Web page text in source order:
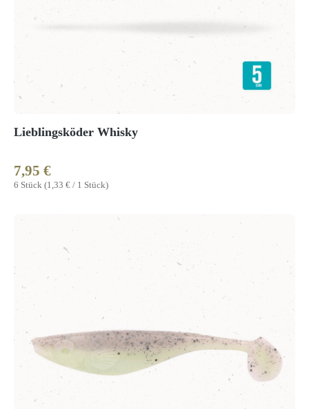
Lieblingsköder Whisky
6 Stück (1,33 € / 1 Stück)
Regulärer Preis:
7,95 €